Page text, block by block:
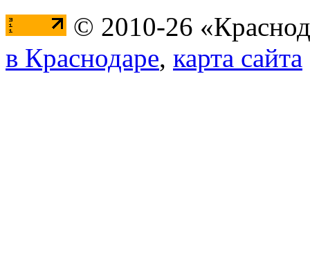
© 2010-26
в Краснодаре, карта сайта